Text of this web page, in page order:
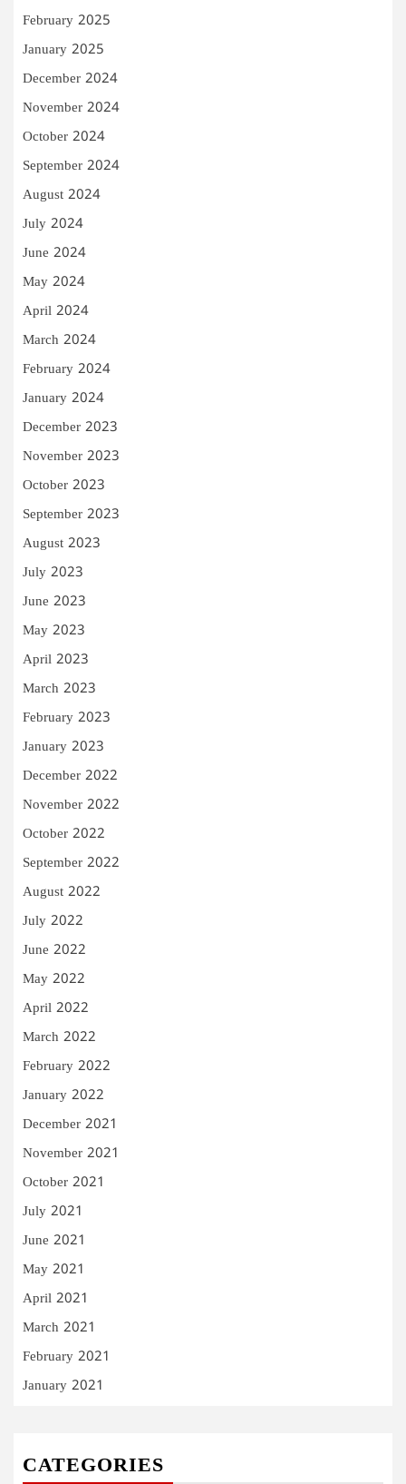
February 2025
January 2025
December 2024
November 2024
October 2024
September 2024
August 2024
July 2024
June 2024
May 2024
April 2024
March 2024
February 2024
January 2024
December 2023
November 2023
October 2023
September 2023
August 2023
July 2023
June 2023
May 2023
April 2023
March 2023
February 2023
January 2023
December 2022
November 2022
October 2022
September 2022
August 2022
July 2022
June 2022
May 2022
April 2022
March 2022
February 2022
January 2022
December 2021
November 2021
October 2021
July 2021
June 2021
May 2021
April 2021
March 2021
February 2021
January 2021
CATEGORIES